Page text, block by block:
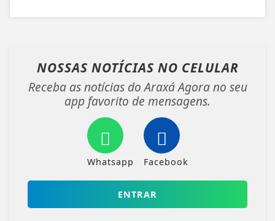
NOSSAS NOTÍCIAS NO CELULAR
Receba as notícias do Araxá Agora no seu
app favorito de mensagens.
Whatsapp Facebook
ENTRAR